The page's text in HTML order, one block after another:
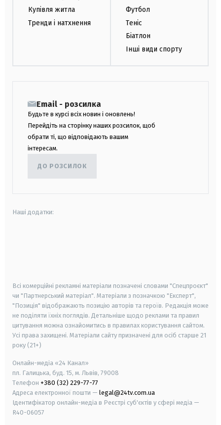
Купівля житла
Тренди і натхнення
Футбол
Теніс
Біатлон
Інші види спорту
Email - розсилка
Будьте в курсі всіх новин і оновлень!
Перейдіть на сторінку наших розсилок, щоб
обрати ті, що відповідають вашим
інтересам.
ДО РОЗСИЛОК
Наші додатки:
Всі комерційні рекламні матеріали позначені словами "Спецпроєкт"
чи "Партнерський матеріал". Матеріали з позначкою "Експерт",
"Позиція" відображають позицію авторів та героїв. Редакція може
не поділяти їхніх поглядів. Детальніше щодо реклами та правил
цитування можна ознайомитись в правилах користування сайтом.
Усі права захищені. Матеріали сайту призначені для осіб старше 21
року (21+)
Онлайн-медіа «24 Канал»
пл. Галицька, буд. 15, м. Львів, 79008
Телефон +380 (32) 229-77-77
Адреса електронної пошти — legal@24tv.com.ua
Ідентифікатор онлайн-медіа в Реєстрі суб'єктів у сфері медіа —
R40-06057